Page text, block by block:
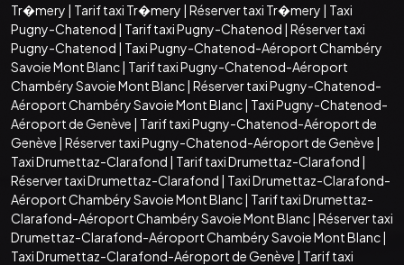
Tr�mery | Tarif taxi Tr�mery | Réserver taxi Tr�mery | Taxi
Pugny-Chatenod | Tarif taxi Pugny-Chatenod | Réserver taxi
Pugny-Chatenod | Taxi Pugny-Chatenod-Aéroport Chambéry
Savoie Mont Blanc| Tarif taxi Pugny-Chatenod-Aéroport
Chambéry Savoie Mont Blanc| Réserver taxi Pugny-Chatenod-
Aéroport Chambéry Savoie Mont Blanc| Taxi Pugny-Chatenod-
Aéroport de Genève | Tarif taxi Pugny-Chatenod-Aéroport de
Genève | Réserver taxi Pugny-Chatenod-Aéroport de Genève |
Taxi Drumettaz-Clarafond | Tarif taxi Drumettaz-Clarafond |
Réserver taxi Drumettaz-Clarafond | Taxi Drumettaz-Clarafond-
Aéroport Chambéry Savoie Mont Blanc| Tarif taxi Drumettaz-
Clarafond-Aéroport Chambéry Savoie Mont Blanc| Réserver taxi
Drumettaz-Clarafond-Aéroport Chambéry Savoie Mont Blanc|
Taxi Drumettaz-Clarafond-Aéroport de Genève | Tarif taxi